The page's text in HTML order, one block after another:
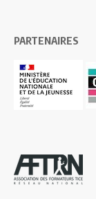
PARTENAIRES